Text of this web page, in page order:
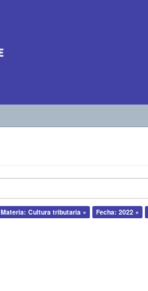
Materia: Cultura tributaria × Fecha: 2022 ×